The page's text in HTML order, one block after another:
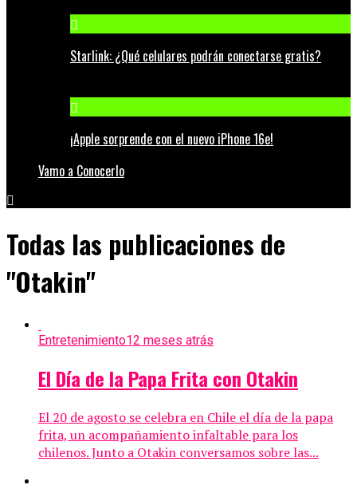
Starlink: ¿Qué celulares podrán conectarse gratis?
¡Apple sorprende con el nuevo iPhone 16e!
Vamo a Conocerlo
Todas las publicaciones de
"Otakin"
Entretenimiento12 meses atrás
El Día de la Papa Frita con Otakin
El 20 de agosto se celebra en Chile el día de la papa
frita, un acompañamiento infaltable para los
chilenos. Junto a Otakin conversamos sobre las...